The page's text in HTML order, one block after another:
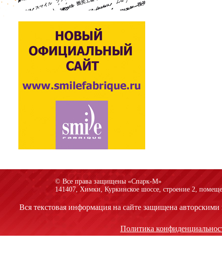
© Все права защищены «Спарк-M»
141407, Химки, Куркинское шоссе, строение 2,
Вся текстовая информация на сайте защищена
Политика